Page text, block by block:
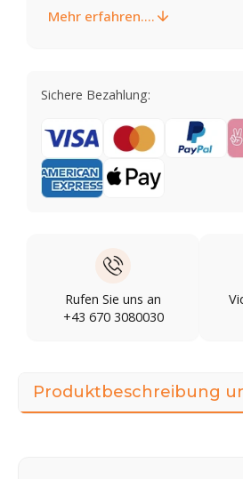
Mehr erfahren....
Sichere Bezahlung:
Rufen Sie uns an
+43 670 3080030
Produktbeschreibung